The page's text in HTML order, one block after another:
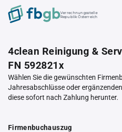
Verrechnungsstelle
Republik Österreich
4clean Reinigung &
FN 592821x
Wählen Sie die gewünschten
Jahresabschlüsse oder
diese sofort nach Zahlung herunter.
Firmenbuchauszug